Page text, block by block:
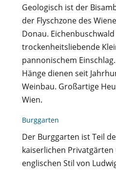
Geologisch ist der
der Flyschzone des
Donau.
trockenheitsliebende
pannonischem
Hänge dienen seit
Weinbau. Großartige
Wien.
Burggarten
Der Burggarten ist Teil
kaiserlichen
englischen Stil von